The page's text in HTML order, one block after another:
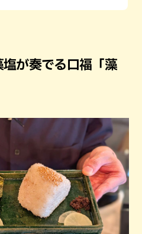
が奏でる口福「藻